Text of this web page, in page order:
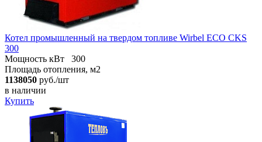
Котел промышленный на твердом топливе Wirbel ECO CKS
300
Мощность кВт
300
Площадь отопления, м2
1138050 руб./шт
в наличии
Купить